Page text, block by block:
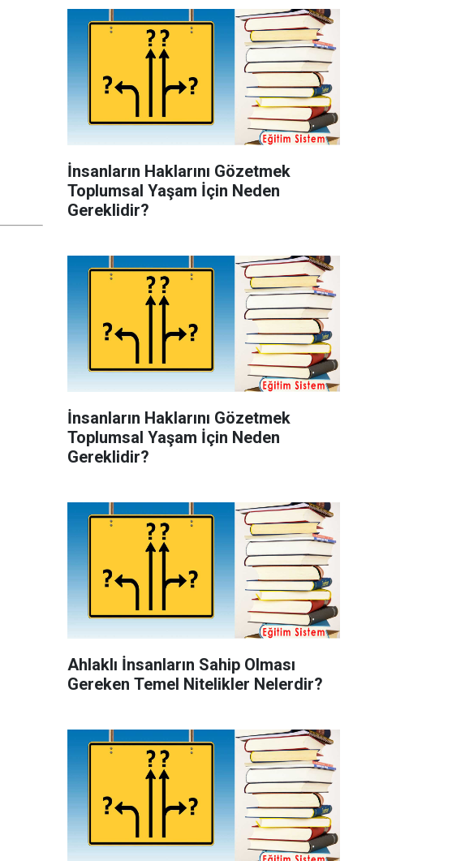
İnsanların Haklarını Gözetmek
Toplumsal Yaşam İçin Neden
Gereklidir?
İnsanların Haklarını Gözetmek
Toplumsal Yaşam İçin Neden
Gereklidir?
Ahlaklı İnsanların Sahip Olması
Gereken Temel Nitelikler Nelerdir?